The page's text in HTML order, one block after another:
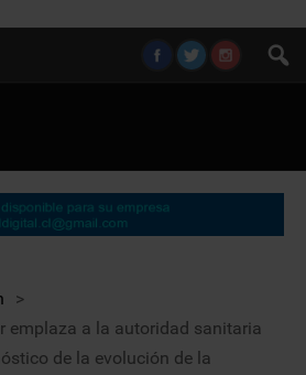
>
emplaza a la autoridad sanitaria
de la evolución de la